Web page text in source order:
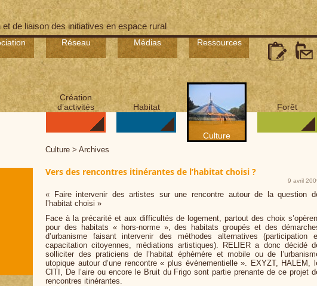
et de liaison des initiatives en espace rural
Réseau Médias Ressources
Création
d’activités
Habitat
Culture
Forêt
Culture > Archives
Vers des rencontres itinérantes de l’habitat choisi ?
9 avril
« Faire intervenir des artistes sur une rencontre autour de la question
l’habitat choisi »
Face à la précarité et aux difficultés de logement, partout des choix
pour des habitats « hors-norme », des habitats groupés et des
d’urbanisme faisant intervenir des méthodes alternatives (participation
capacitation citoyennes, médiations artistiques). RELIER a donc décidé
solliciter des praticiens de l’habitat éphémère et mobile ou de
utopique autour d’une rencontre « plus évènementielle ». EXYZT, HALEM,
CITI, De l’aire ou encore le Bruit du Frigo sont partie prenante de ce projet
rencontres itinérantes.